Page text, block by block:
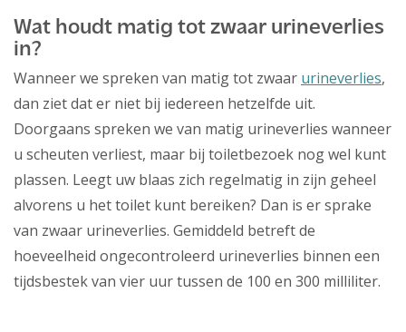
Wat houdt matig tot zwaar urineverlies
in?
Wanneer we spreken van matig tot zwaar urineverlies,
dan ziet dat er niet bij iedereen hetzelfde uit.
Doorgaans spreken we van matig urineverlies wanneer
u scheuten verliest, maar bij toiletbezoek nog wel kunt
plassen. Leegt uw blaas zich regelmatig in zijn geheel
alvorens u het toilet kunt bereiken? Dan is er sprake
van zwaar urineverlies. Gemiddeld betreft de
hoeveelheid ongecontroleerd urineverlies binnen een
tijdsbestek van vier uur tussen de 100 en 300 milliliter.